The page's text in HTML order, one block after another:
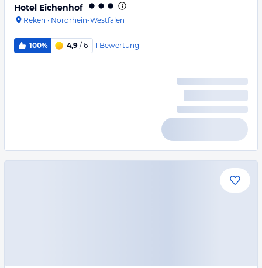
Hotel Eichenhof
Reken · Nordrhein-Westfalen
100% 4,9 / 6 1 Bewertung